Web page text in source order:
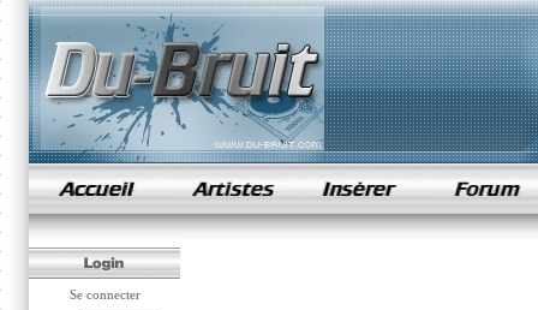
samples de rap
Se connecter